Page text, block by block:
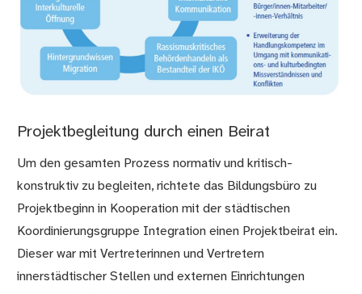
Projektbegleitung durch einen Beirat
Um den gesamten Prozess normativ und kritisch-
konstruktiv zu begleiten, richtete das Bildungsbüro zu
Projektbeginn in Kooperation mit der städtischen
Koordinierungsgruppe Integration einen Projektbeirat ein.
Dieser war mit Vertreterinnen und Vertretern
innerstädtischer Stellen und externen Einrichtungen